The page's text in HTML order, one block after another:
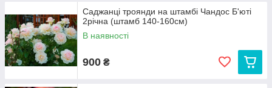
Саджанці троянди на штамбі Чандос Б'юті
2річна (штамб 140-160см)
В наявності
900 ₴